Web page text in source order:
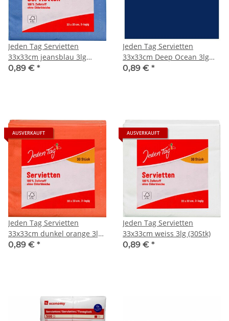
Jeden Tag Servietten
33x33cm jeansblau 3lg
(30Stk)
0,89 € *
Jeden Tag Servietten
33x33cm Deep Ocean 3lg
(20Stk Packung)
0,89 € *
AUSVERKAUFT
Jeden Tag Servietten
33x33cm dunkel orange 3lg
(30Stk)
0,89 € *
AUSVERKAUFT
Jeden Tag Servietten
33x33cm weiss 3lg (30Stk)
0,89 € *